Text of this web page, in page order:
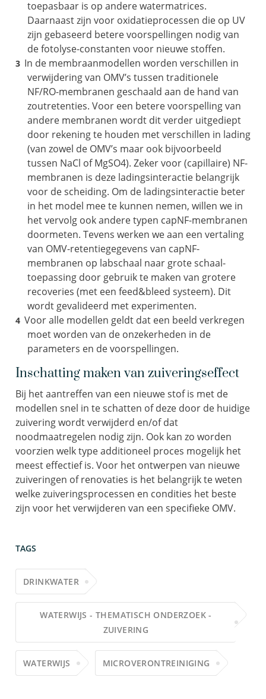
toepasbaar is op andere watermatrices.
Daarnaast zijn voor oxidatieprocessen die op UV
zijn gebaseerd betere voorspellingen nodig van
de fotolyse-constanten voor nieuwe stoffen.
In de membraanmodellen worden verschillen in
verwijdering van OMV’s tussen traditionele
NF/RO-membranen geschaald aan de hand van
zoutretenties. Voor een betere voorspelling van
andere membranen wordt dit verder uitgediept
door rekening te houden met verschillen in lading
(van zowel de OMV’s maar ook bijvoorbeeld
tussen NaCl of MgSO4). Zeker voor (capillaire) NF-
membranen is deze ladingsinteractie belangrijk
voor de scheiding. Om de ladingsinteractie beter
in het model mee te kunnen nemen, willen we in
het vervolg ook andere typen capNF-membranen
doormeten. Tevens werken we aan een vertaling
van OMV-retentiegegevens van capNF-
membranen op labschaal naar grote schaal-
toepassing door gebruik te maken van grotere
recoveries (met een feed&bleed systeem). Dit
wordt gevalideerd met experimenten.
Voor alle modellen geldt dat een beeld verkregen
moet worden van de onzekerheden in de
parameters en de voorspellingen.
Inschatting maken van zuiveringseffect
Bij het aantreffen van een nieuwe stof is met de
modellen snel in te schatten of deze door de huidige
zuivering wordt verwijderd en/of dat
noodmaatregelen nodig zijn. Ook kan zo worden
voorzien welk type additioneel proces mogelijk het
meest effectief is. Voor het ontwerpen van nieuwe
zuiveringen of renovaties is het belangrijk te weten
welke zuiveringsprocessen en condities het beste
zijn voor het verwijderen van een specifieke OMV.
TAGS
DRINKWATER
WATERWIJS - THEMATISCH ONDERZOEK -
ZUIVERING
WATERWIJS MICROVERONTREINIGING